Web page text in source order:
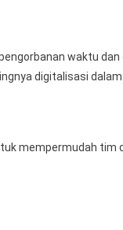
waktu dan
digitalisasi dalam
mempermudah tim